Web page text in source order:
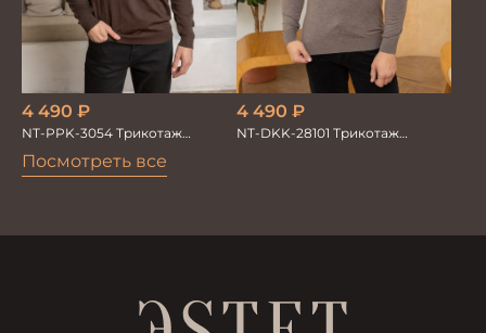
Посмотреть все
4 490 ₽
NT-PPK-3054 Трикотаж
Джемпер
4 490 ₽
NT-DKK-28101 Трикотаж